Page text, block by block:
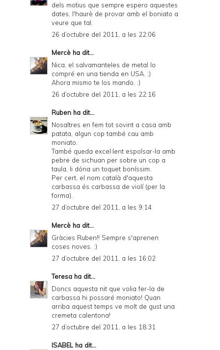
dels motius que sempre espero aquestes
dates, l'haurè de provar amb el boniato a
veure que tal.
26 d’octubre del 2011, a les 22:06
Mercè ha dit...
Nica, el salvamanteles de metal lo
compré en una tienda en USA. ;)
Ahora mismo te los mando. :)
26 d’octubre del 2011, a les 22:16
Ruben ha dit...
Nosaltres en fem tot sovint a casa amb
patata, algun cop també cau amb
moniato.
També queda excel·lent espolsar-la amb
pebre de sichuan per sobre un cop a
taula, li dóna un toquet boníssim.
Per cert, el nom català d'aquesta
carbassa és carbassa de violí (per la
forma).
27 d’octubre del 2011, a les 9:14
Mercè ha dit...
Gràcies Ruben!! Sempre s'aprenen
coses noves. :)
27 d’octubre del 2011, a les 16:02
Teresa ha dit...
Doncs aquesta nit que volia fer-la de
carbassa hi possaré moniato! Quan
arriba aquest temps ve molt de gust una
cremeta calentona!
27 d’octubre del 2011, a les 18:31
ISABEL ha dit...